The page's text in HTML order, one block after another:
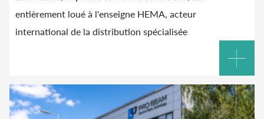
entièrement loué à l'enseigne HEMA, acteur
international de la distribution spécialisée